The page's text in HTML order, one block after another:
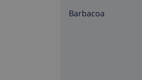
barbacoa